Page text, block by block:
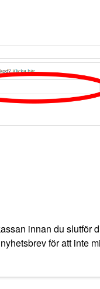
innan du slutför
för att inte